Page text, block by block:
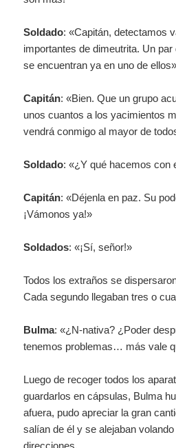
Soldado: «Capitán, detectamos
importantes de dimeutrita. Un
se encuentran ya en uno de ellos»
Capitán: «Bien. Que un grupo
unos cuantos a los yacimientos
vendrá conmigo al mayor de
Soldado: «¿Y qué hacemos con
Capitán: «Déjenla en paz. Su
¡Vámonos ya!»
Soldados: «¡Sí, señor!»
Todos los extraños se
Cada segundo llegaban tres o
Bulma: «¿N-nativa? ¿Poder
tenemos problemas… más vale
Luego de recoger todos los
guardarlos en cápsulas, Bulma
afuera, pudo apreciar la gran
salían de él y se alejaban